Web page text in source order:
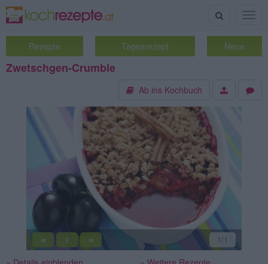
Suche
Rezepte Tagesrezept Neue
Zwetschgen-Crumble
Ab ins Kochbuch
« || » 1 /1